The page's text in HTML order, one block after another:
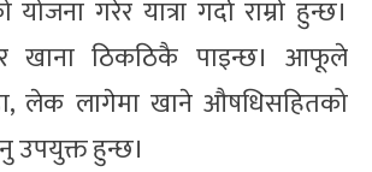
गरेर यात्रा गर्दा राम्रो हुन्छ।
र खाना ठिकठिकै पाइन्छ। आफूले
लेक लागेमा खाने औषधिसहितको
उपयुक्त हुन्छ।